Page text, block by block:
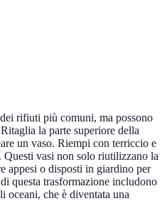
rifiuti più comuni, ma possono
la parte superiore della
un vaso. Riempi con terriccio e
vasi non solo riutilizzano la
appesi o disposti in giardino per
questa trasformazione includono
oceani, che è diventata una